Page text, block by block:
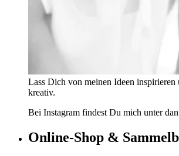
Lass Dich von meinen Ideen inspirieren
kreativ.
Bei Instagram findest Du mich unter
Online-Shop &